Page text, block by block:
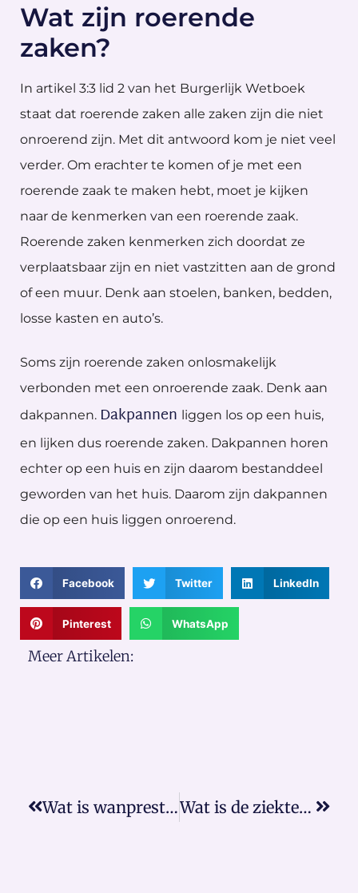
Wat zijn roerende
zaken?
In artikel 3:3 lid 2 van het Burgerlijk Wetboek
staat dat roerende zaken alle zaken zijn die niet
onroerend zijn. Met dit antwoord kom je niet veel
verder. Om erachter te komen of je met een
roerende zaak te maken hebt, moet je kijken
naar de kenmerken van een roerende zaak.
Roerende zaken kenmerken zich doordat ze
verplaatsbaar zijn en niet vastzitten aan de grond
of een muur. Denk aan stoelen, banken, bedden,
losse kasten en auto’s.
Soms zijn roerende zaken onlosmakelijk
verbonden met een onroerende zaak. Denk aan
dakpannen. Dakpannen liggen los op een huis,
en lijken dus roerende zaken. Dakpannen horen
echter op een huis en zijn daarom bestanddeel
geworden van het huis. Daarom zijn dakpannen
die op een huis liggen onroerend.
Facebook Twitter LinkedIn
Pinterest WhatsApp
Meer Artikelen:
Wat is wanprestatie? Wat is de ziektewet?